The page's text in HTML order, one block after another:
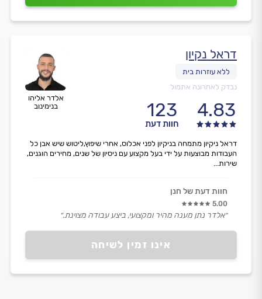
אלדר אליהו
בנימינוב
דראל נקיון
נבדק לאחרונה אתמול
4.83
123
חוות דעת
אינו זמין לשיחה
דראל ניקיון מתמחה בניקיון לפני אכלוס, אחרי שיפוץ,ליטוש שיש אבן כל
העבודות מבוצעות על ידי בעל מקצוע עם ניסיון של שנים, מחירים הוגנים,
שירות...
חוות דעת של חנן
5.00
״אלדר נתן מענה מהיר ומקצועי, ביצע עבודה מצוינת.״